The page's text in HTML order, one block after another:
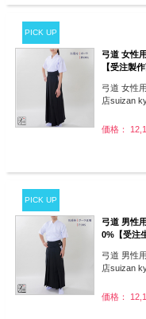
PICK UP
弓道 女性
【受注製作
弓道 女性
店suizan
価格：
PICK UP
弓道 男性
0%【受注
弓道 男性
店suizan
価格：